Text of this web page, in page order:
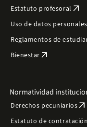
Estatuto profesoral arrow_outward
Uso de datos personales
Reglamentos de
Bienestar arrow_outward
Normatividad
Derechos pecuniariosarrow_outward
Estatuto de contratación